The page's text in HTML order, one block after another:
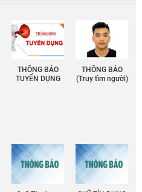
THÔNG BÁO
TUYỂN DỤNG
THÔNG BÁO
(Truy tìm người)